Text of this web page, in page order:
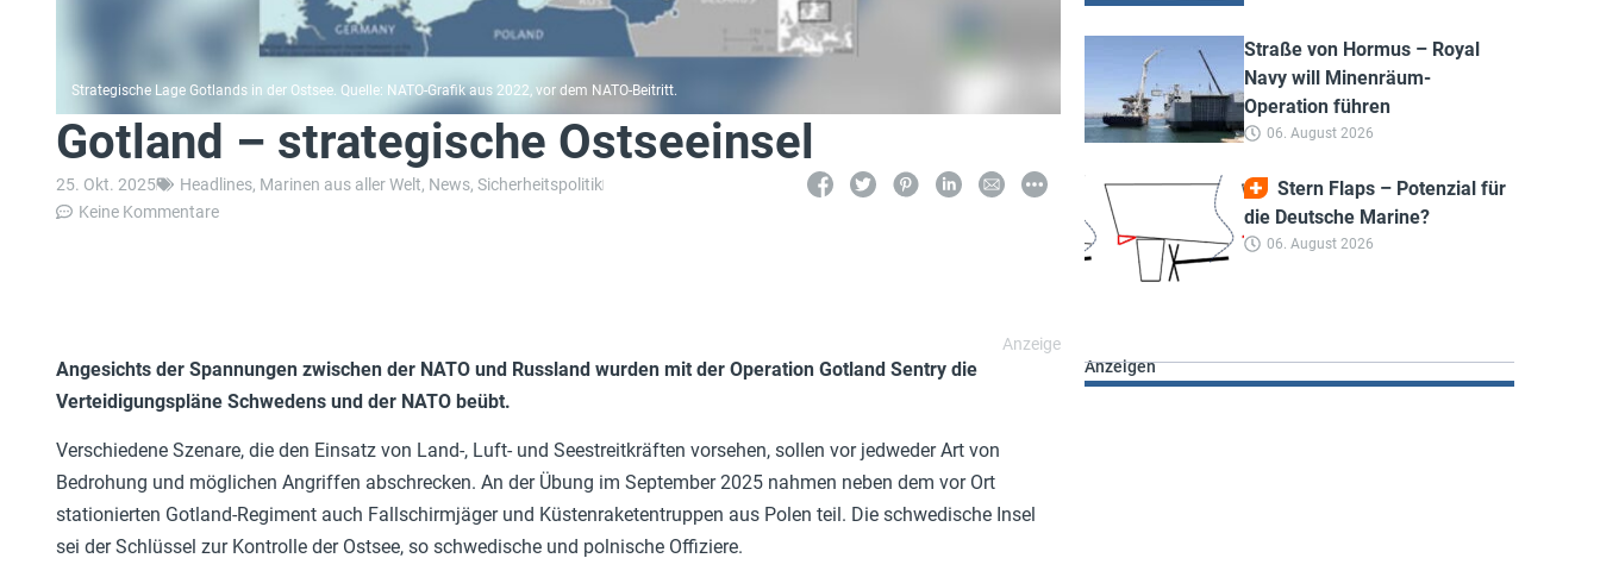
Strategische Lage Gotlands in der Ostsee. Quelle: NATO-Grafik aus 2022, vor dem NATO-Beitritt.
Gotland – strategische Ostseeinsel
25. Okt. 2025 Headlines, Marinen aus aller Welt, News, Sicherheitspolitik
Keine Kommentare
Straße von Hormus – Royal
Navy will Minenräum-
Operation führen
06. August 2026
Stern Flaps – Potenzial für
die Deutsche Marine?
06. August 2026
Angesichts der Spannungen zwischen der NATO und Russland wurden mit der Operation Gotland Sentry die
Verteidigungspläne Schwedens und der NATO beübt.
Verschiedene Szenare, die den Einsatz von Land-, Luft- und Seestreitkräften vorsehen, sollen vor jedweder Art von
Bedrohung und möglichen Angriffen abschrecken. An der Übung im September 2025 nahmen neben dem vor Ort
stationierten Gotland-Regiment auch Fallschirmjäger und Küstenraketentruppen aus Polen teil. Die schwedische Insel
sei der Schlüssel zur Kontrolle der Ostsee, so schwedische und polnische Offiziere.
Anzeigen